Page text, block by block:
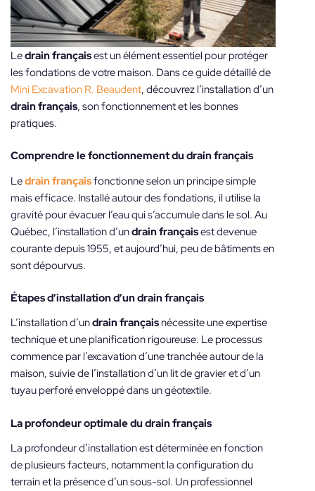
Ledrain françaisest un élément essentiel pour protéger
les fondations de votre maison. Dans ce guide détaillé de
Mini Excavation R. Beaudent, découvrez l’installation d’un
drain français, son fonctionnement et les bonnes
pratiques.
Comprendre le fonctionnement du drain français
Ledrain françaisfonctionne selon un principe simple
mais efficace. Installé autour des fondations, il utilise la
gravité pour évacuer l’eau qui s’accumule dans le sol. Au
Québec, l’installation d’undrain françaisest devenue
courante depuis 1955, et aujourd’hui, peu de bâtiments en
sont dépourvus.
Étapes d’installation d’un drain français
L’installation d’undrain françaisnécessite une expertise
technique et une planification rigoureuse. Le processus
commence par l’excavation d’une tranchée autour de la
maison, suivie de l’installation d’un lit de gravier et d’un
tuyau perforé enveloppé dans un géotextile.
La profondeur optimale du drain français
La profondeur d’installation est déterminée en fonction
de plusieurs facteurs, notamment la configuration du
terrain et la présence d’un sous-sol. Un professionnel